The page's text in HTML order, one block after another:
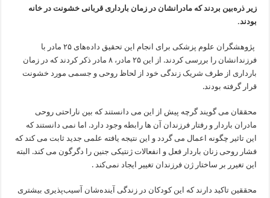
زیر ذره‌بین بردند که مادرانشان در زمان بارداری قربانی خشونت در خانه
بودند.
پژوهشگران علوم پزشکی برای انجام این تحقیق داده‌های ۲۵ مادر با
فرزندانشان را بررسی کردند. از این ۲۵ مادر، ۸ مادر ذکر کردند که در زمان
بارداری از طرف شریک زندگی خود از لحاظ روحی و جسمی مورد خشونت
قرار گرفته بودند.
محققان می گویند گرچه پیش از این می دانستند که بین ناراحتی روحی
مادران باردار و رفتار فرزندان آن ها رابطه‌ وجود دارد. اما نمی دانستند که
این تاثیر چگونه اعمال می گردد و این نتیجه یافته‌ علمی جدید ثابت می کند که
فشار روحی زنان باردار فعل و انفعالات ژنتیکی جنین را دگرگون می کند. البته
این تغیرر بر ساختار ژن فرزندان تغییر ایجاد نمی‌کند .
محققین تاکید دارند که این کودکان در زندگی آینده‌شان آسیب‌پذیری بیشتری